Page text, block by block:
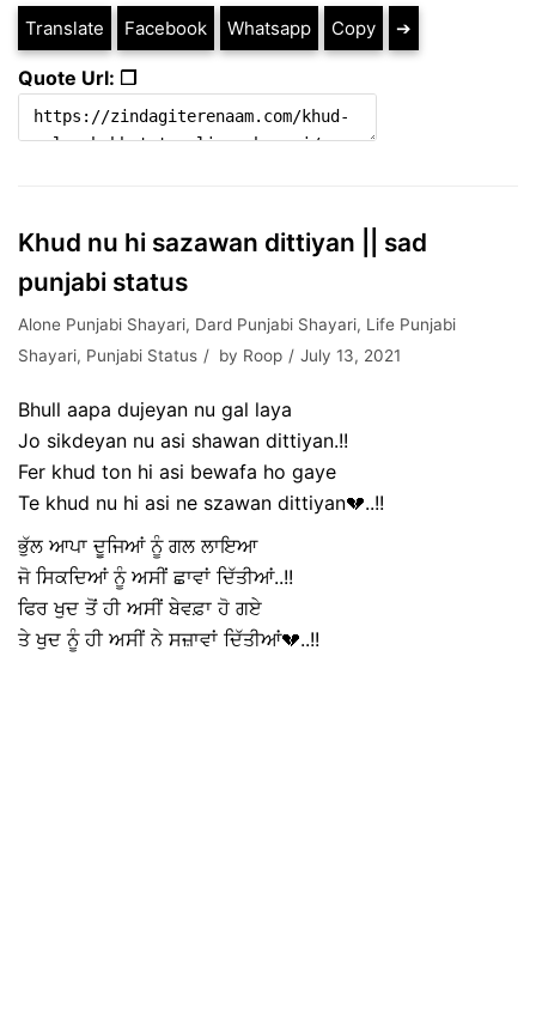
Translate Facebook Whatsapp Copy ➔
Quote Url: ❐
Khud nu hi sazawan dittiyan || sad
punjabi status
Alone Punjabi Shayari, Dard Punjabi Shayari, Life Punjabi
Shayari, Punjabi Status by Roop July 13, 2021
Bhull aapa dujeyan nu gal laya
Jo sikdeyan nu asi shawan dittiyan.!!
Fer khud ton hi asi bewafa ho gaye
Te khud nu hi asi ne szawan dittiyan💔..!!
ਭੁੱਲ ਆਪਾ ਦੂਜਿਆਂ ਨੂੰ ਗਲ ਲਾਇਆ
ਜੋ ਸਿਕਦਿਆਂ ਨੂੰ ਅਸੀਂ ਛਾਵਾਂ ਦਿੱਤੀਆਂ..!!
ਫਿਰ ਖੁਦ ਤੋਂ ਹੀ ਅਸੀਂ ਬੇਵਫ਼ਾ ਹੋ ਗਏ
ਤੇ ਖੁਦ ਨੂੰ ਹੀ ਅਸੀਂ ਨੇ ਸਜ਼ਾਵਾਂ ਦਿੱਤੀਆਂ💔..!!